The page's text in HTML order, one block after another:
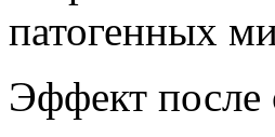
патогенных
Эффект после